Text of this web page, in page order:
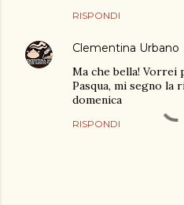
RISPONDI
Clementina Urbano
Ma che bella! Vorrei
Pasqua, mi segno la
domenica
RISPONDI